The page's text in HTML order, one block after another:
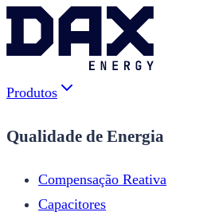
Produtos
Qualidade de Energia
Compensação Reativa
Capacitores